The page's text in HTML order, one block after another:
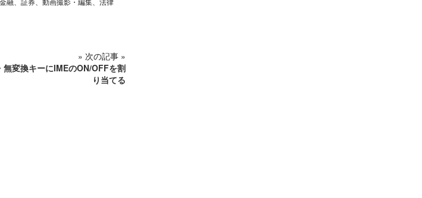
» 次の記事 »
変換キーにIMEのON/OFFを割
り当てる